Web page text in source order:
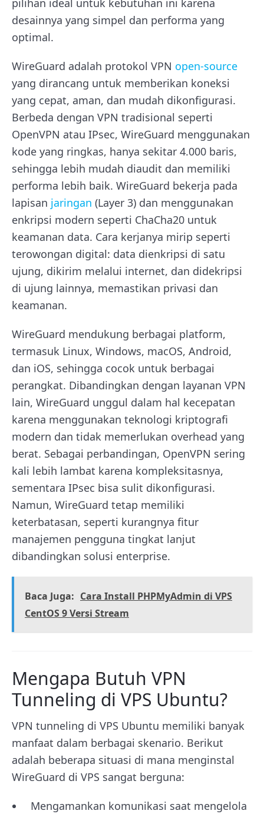
desainnya yang simpel dan performa yang
optimal.
WireGuard adalah protokol VPN open-source
yang dirancang untuk memberikan koneksi
yang cepat, aman, dan mudah dikonfigurasi.
Berbeda dengan VPN tradisional seperti
OpenVPN atau IPsec, WireGuard menggunakan
kode yang ringkas, hanya sekitar 4.000 baris,
sehingga lebih mudah diaudit dan memiliki
performa lebih baik. WireGuard bekerja pada
lapisan jaringan (Layer 3) dan menggunakan
enkripsi modern seperti ChaCha20 untuk
keamanan data. Cara kerjanya mirip seperti
terowongan digital: data dienkripsi di satu
ujung, dikirim melalui internet, dan didekripsi
di ujung lainnya, memastikan privasi dan
keamanan.
WireGuard mendukung berbagai platform,
termasuk Linux, Windows, macOS, Android,
dan iOS, sehingga cocok untuk berbagai
perangkat. Dibandingkan dengan layanan VPN
lain, WireGuard unggul dalam hal kecepatan
karena menggunakan teknologi kriptografi
modern dan tidak memerlukan overhead yang
berat. Sebagai perbandingan, OpenVPN sering
kali lebih lambat karena kompleksitasnya,
sementara IPsec bisa sulit dikonfigurasi.
Namun, WireGuard tetap memiliki
keterbatasan, seperti kurangnya fitur
manajemen pengguna tingkat lanjut
dibandingkan solusi enterprise.
Baca Juga: Cara Install PHPMyAdmin di VPS
CentOS 9 Versi Stream
Mengapa Butuh VPN
Tunneling di VPS Ubuntu?
VPN tunneling di VPS Ubuntu memiliki banyak
manfaat dalam berbagai skenario. Berikut
adalah beberapa situasi di mana menginstal
WireGuard di VPS sangat berguna:
Mengamankan komunikasi saat mengelola